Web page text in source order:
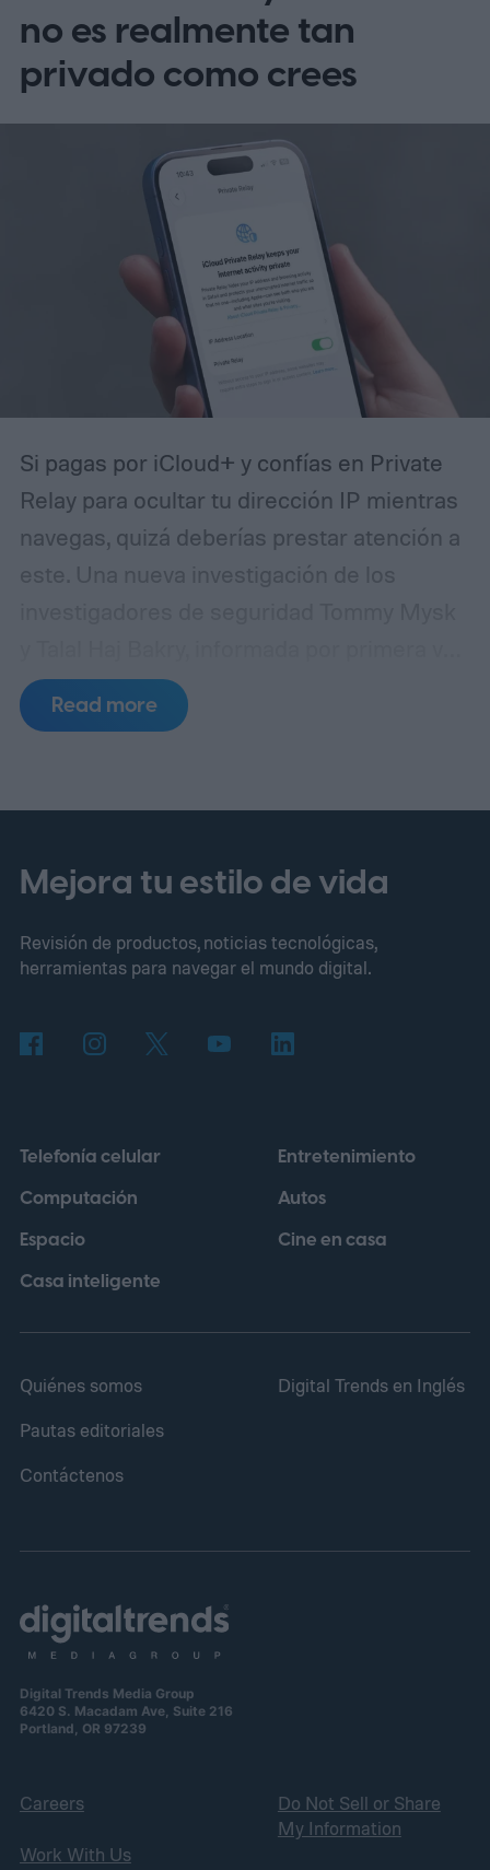
no es realmente tan
privado como crees
Si pagas por iCloud+ y confías en Private
Relay para ocultar tu dirección IP mientras
navegas, quizá deberías prestar atención a
este. Una nueva investigación de los
por 404 Media, revela que Private Relay no
oculta tu dirección IP tan bien como afirma
Read more
Mejora tu estilo de vida
Revisión de productos, noticias tecnológicas,
herramientas para navegar el mundo digital.
Telefonía celular
Computación
Espacio
Casa inteligente
Entretenimiento
Autos
Cine en casa
Quiénes somos
Pautas editoriales
Contáctenos
Digital Trends en Inglés
Digital Trends Media Group
6420 S. Macadam Ave, Suite 216
Portland, OR 97239
Careers
Work With Us
Do Not Sell or Share
My Information